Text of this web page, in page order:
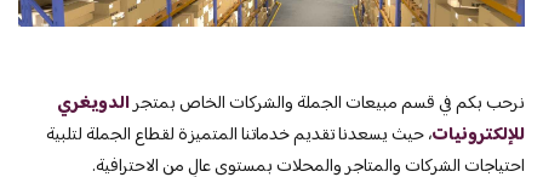
نرحب بكم في قسم مبيعات الجملة والشركات الخاص بمتجرالدويغري
للإلكترونيات، حيث يسعدنا تقديم خدماتنا المتميزة لقطاع الجملة لتلبية
احتياجات الشركات والمتاجر والمحلات بمستوى عالٍ من الاحترافية.